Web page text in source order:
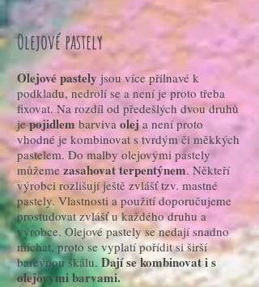
Olejové pastely
Olejové pastely jsou více přilnavé k
podkladu, nedrolí se a není je proto třeba
fixovat. Na rozdíl od předešlých dvou druhů
jepojidlembarviva oleja není proto
vhodné je kombinovat s tvrdým či měkkých
pastelem. Do malby olejovými pastely
můžeme zasahovat terpentýnem. Někteří
výrobci rozlišují ještě zvlášť tzv. mastné
pastely. Vlastnosti a použití doporučujeme
prostudovat zvlášť u každého druhu a
výrobce. Olejové pastely se nedají snadno
míchat, proto se vyplatí pořídit si širší
barevnou škálu.Dají se kombinovat i s
olejovými barvami.